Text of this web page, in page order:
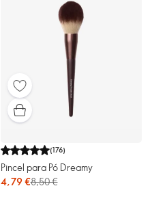
(176)
Pincel para Pó Dreamy
4,79 €8,50 €